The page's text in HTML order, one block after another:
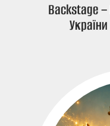
Backstage –